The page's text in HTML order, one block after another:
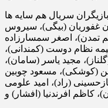
بازیگران سریال هم سایه ها
غفوریان (بیگى)، سیروس
تمدن)، اصغر سمسارزاده
نظام دوست (کمندانى)،
مجید یاسر (سامان)،
(کوشکى)، مسعود چوبین
(راد)، امید علومى